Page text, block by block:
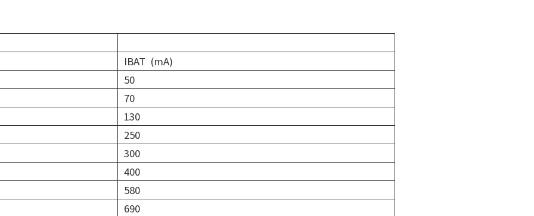
IBAT (mA)
50
70
130
250
300
400
580
690